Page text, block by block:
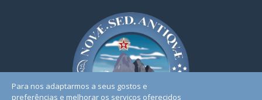
Para nos adaptarmos a seus gostos e
preferências e melhorar os serviços oferecidos